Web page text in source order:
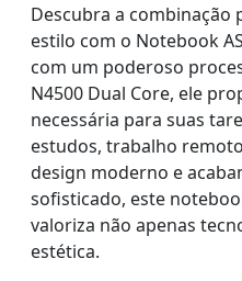
Descubra a combinação
estilo com o Notebook
com um poderoso
N4500 Dual Core, ele
necessária para suas
estudos, trabalho
design moderno e
sofisticado, este
valoriza não apenas
estética.